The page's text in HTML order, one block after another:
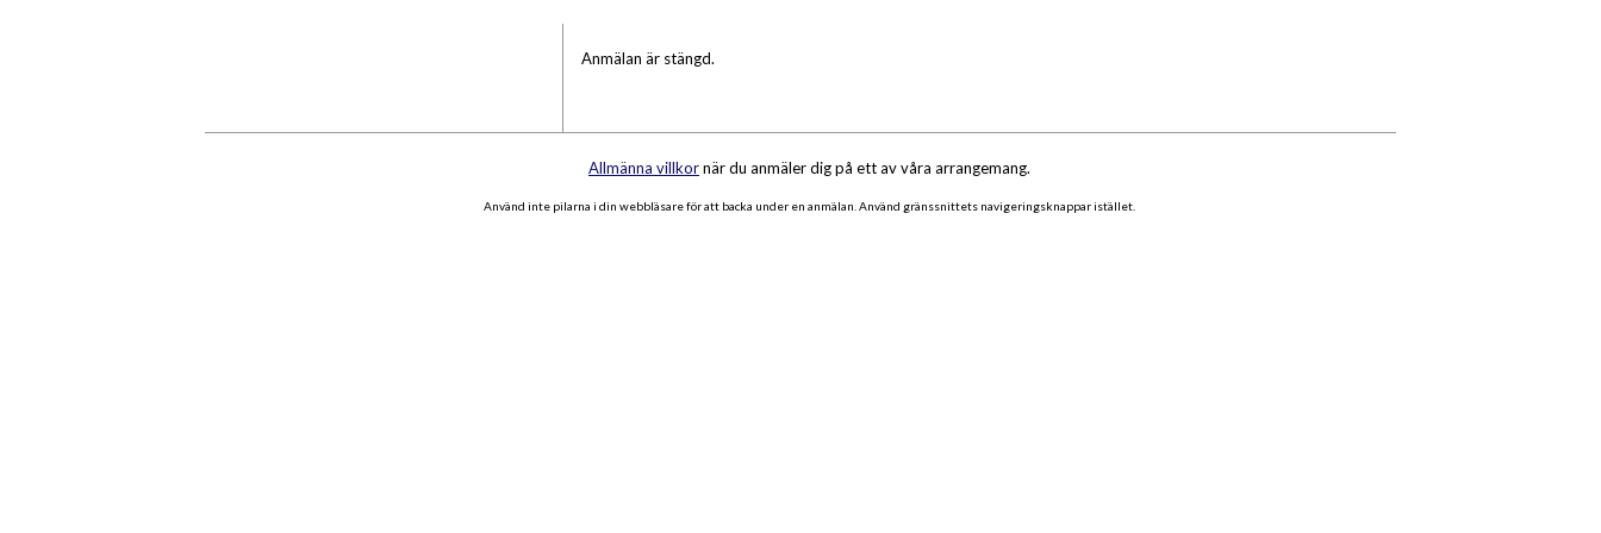
Anmälan är stängd.
Allmänna villkornär du anmäler dig på ett av våra arrangemang.
Använd inte pilarna i din webbläsare för att backa under en anmälan. Använd gränssnittets navigeringsknappar istället.